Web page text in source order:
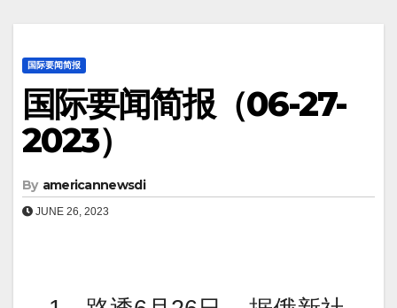
国际要闻简报
国际要闻简报（06-27-
2023）
By americannewsdi
JUNE 26, 2023